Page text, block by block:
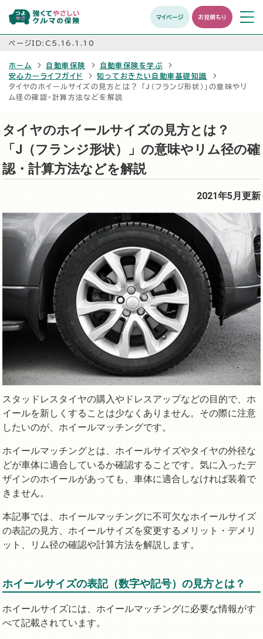
マイページ お見積もり メニュ
開く
ページID:C5.16.1.10
ホーム 自動車保険
自動車保険を学ぶ
安心カーライフガイド
知っておきたい自動車基礎知識
タイヤのホイールサイズの見方とは？ 「J（フランジ形状）」の意味やリ
ム径の確認・計算方法などを解説
タイヤのホイールサイズの見方とは？
「J（フランジ形状）」の意味やリム径の確
認・計算方法などを解説
2021年5月更新
スタッドレスタイヤの購入やドレスアップなどの目的で、ホ
イールを新しくすることは少なくありません。その際に注意
したいのが、ホイールマッチングです。
ホイールマッチングとは、ホイールサイズやタイヤの外径な
どが車体に適合しているか確認することです。気に入ったデ
ザインのホイールがあっても、車体に適合しなければ装着で
きません。
本記事では、ホイールマッチングに不可欠なホイールサイズ
の表記の見方、ホイールサイズを変更するメリット・デメリ
ット、リム径の確認や計算方法を解説します。
ホイールサイズの表記（数字や記号）の見方とは？
ホイールサイズには、ホイールマッチングに必要な情報がす
べて記載されています。